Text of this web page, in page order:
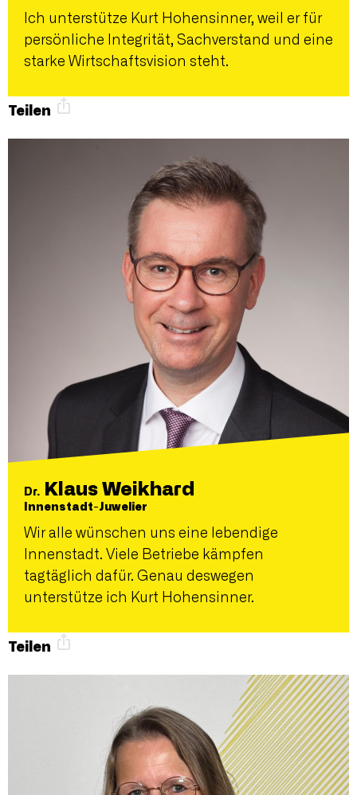
Ich unterstütze Kurt Hohensinner, weil er für
persönliche Integrität, Sachverstand und eine
starke Wirtschaftsvision steht.
Teilen
Dr. Klaus Weikhard
Innenstadt-Juwelier
Wir alle wünschen uns eine lebendige
Innenstadt. Viele Betriebe kämpfen
tagtäglich dafür. Genau deswegen
unterstütze ich Kurt Hohensinner.
Teilen